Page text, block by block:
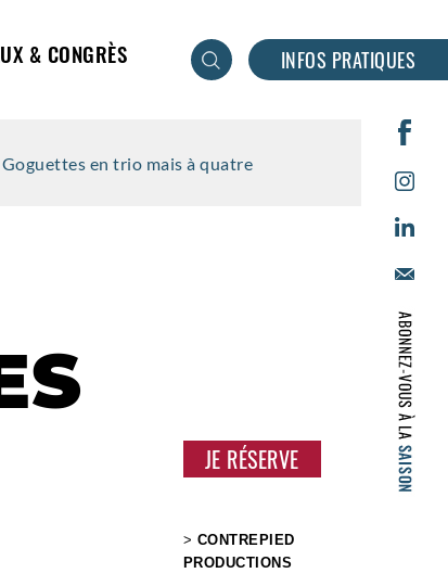
& CONGRÈS INFOS PRATIQUES
Goguettes en trio mais à quatre
JE RÉSERVE
> CONTREPIED
PRODUCTIONS